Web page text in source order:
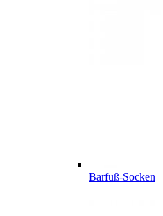
Barfuß-Socken